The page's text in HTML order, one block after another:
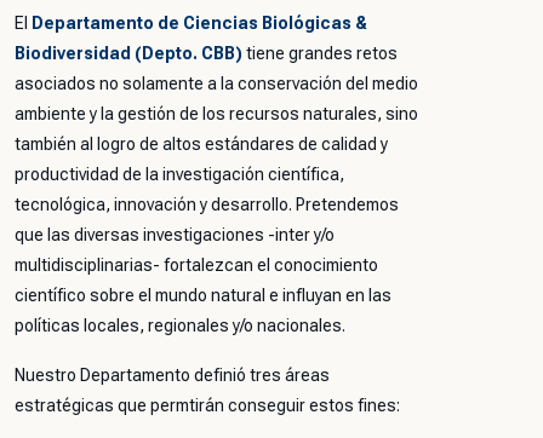
El
Departamento de Ciencias Biológicas &
Biodiversidad (Depto. CBB) tiene grandes retos
asociados no solamente a la conservación del medio
ambiente y la gestión de los recursos naturales, sino
también al logro de altos estándares de calidad y
productividad de la investigación científica,
tecnológica, innovación y desarrollo. Pretendemos
que las diversas investigaciones -inter y/o
multidisciplinarias- fortalezcan el conocimiento
científico sobre el mundo natural e influyan en las
políticas locales, regionales y/o nacionales.
Nuestro Departamento definió tres áreas
estratégicas que permtirán conseguir estos fines: